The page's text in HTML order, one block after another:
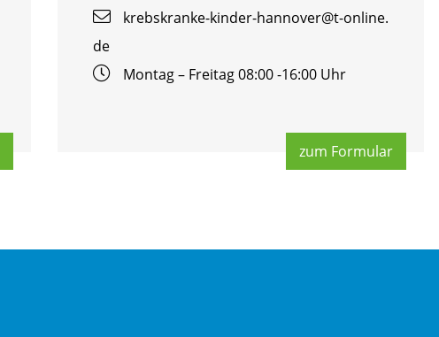
krebs­kran­ke-kin­der-han­no­ver@​t-​online.​
de
Mon­tag – Frei­tag 08:00 -16:00 Uhr
zum For­mu­lar